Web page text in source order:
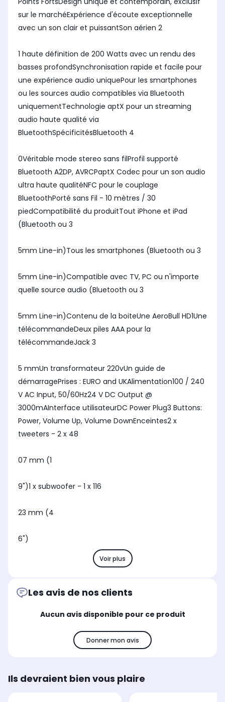
sur le marchéExpérience d'écoute exceptionnelle
avec un son clair et puissantSon aérien 2
1 haute définition de 200 Watts avec un rendu des
basses profondSynchronisation rapide et facile pour
une expérience audio uniquePour les smartphones
ou les sources audio compatibles via Bluetooth
uniquementTechnologie aptX pour un streaming
audio haute qualité via
BluetoothSpécificitésBluetooth 4
0Véritable mode stereo sans filProfil supporté
Bluetooth A2DP, AVRCPaptX Codec pour un son audio
ultra haute qualitéNFC pour le couplage
BluetoothPorté sans Fil - 10 mètres / 30
piedCompatibilité du produitTout iPhone et iPad
(Bluetooth ou 3
5mm Line-in)Tous les smartphones (Bluetooth ou 3
5mm Line-in)Compatible avec TV, PC ou n'importe
quelle source audio (Bluetooth ou 3
5mm Line-in)Contenu de la boiteUne AeroBull HD1Une
télécommandeDeux piles AAA pour la
télécommandeJack 3
5 mmUn transformateur 220vUn guide de
démarragePrises : EURO and UKAlimentation100 / 240
V AC Input, 50/60Hz24 V DC Output @
3000mAInterface utilisateurDC Power Plug3 Buttons:
Power, Volume Up, Volume DownEnceintes2 x
tweeters - 2 x 48
07 mm (1
9")1 x subwoofer - 1 x 116
23 mm (4
6")
Voir plus
Les avis de nos clients
Aucun avis disponible pour ce produit
Donner mon avis
Ils devraient bien vous plaire